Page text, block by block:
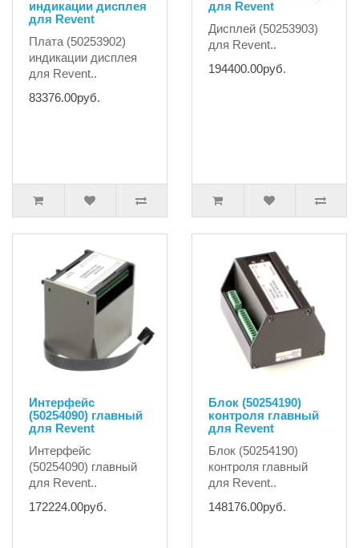
индикации дисплея
для Revent
Плата (50253902)
индикации дисплея
для Revent..
83376.00руб.
для Revent
Дисплей (50253903)
для Revent..
194400.00руб.
Интерфейс
(50254090) главный
для Revent
Интерфейс
(50254090) главный
для Revent..
172224.00руб.
Блок (50254190)
контроля главный
для Revent
Блок (50254190)
контроля главный
для Revent..
148176.00руб.